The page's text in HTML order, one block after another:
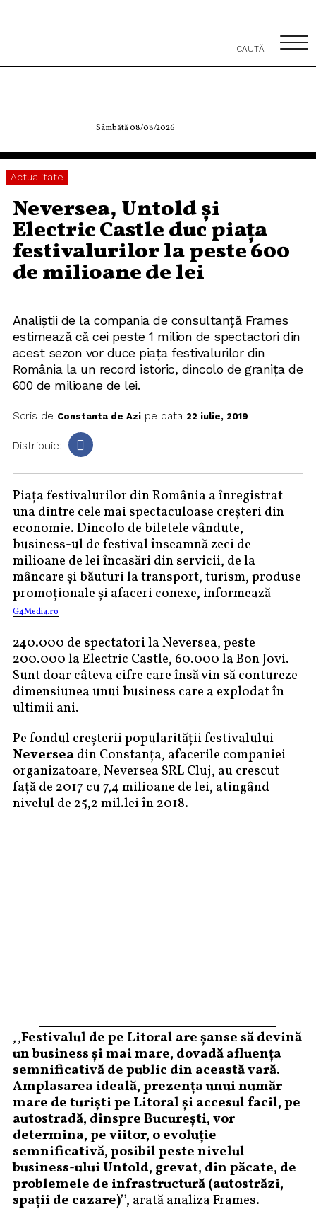
Sâmbătă 08/08/2026
CAUTĂ
Actualitate
Neversea, Untold și
Electric Castle duc piața
festivalurilor la peste 600
de milioane de lei
Analiștii de la compania de consultanță Frames
estimează că cei peste 1 milion de spectactori din
acest sezon vor duce piața festivalurilor din
România la un record istoric, dincolo de granița de
600 de milioane de lei.
Scris de Constanta de Azipe data 22 iulie, 2019
Distribuie:
Piața festivalurilor din România a înregistrat
una dintre cele mai spectaculoase creșteri din
economie. Dincolo de biletele vândute,
business-ul de festival înseamnă zeci de
milioane de lei încasări din servicii, de la
mâncare și băuturi la transport, turism, produse
promoționale și afaceri conexe, informează
G4Media.ro
240.000 de spectatori la Neversea, peste
200.000 la Electric Castle, 60.000 la Bon Jovi.
Sunt doar câteva cifre care însă vin să contureze
dimensiunea unui business care a explodat în
ultimii ani.
Pe fondul creșterii popularității festivalului
Neverseadin Constanța, afacerile companiei
organizatoare, Neversea SRL Cluj, au crescut
față de 2017 cu 7,4 milioane de lei, atingând
nivelul de 25,2 mil.lei în 2018.
,,Festivalul de pe Litoral are șanse să devină
un business și mai mare, dovadă afluența
semnificativă de public din această vară.
Amplasarea ideală, prezența unui număr
mare de turiști pe Litoral și accesul facil, pe
autostradă, dinspre București, vor
determina, pe viitor, o evoluție
semnificativă, posibil peste nivelul
business-ului Untold, grevat, din păcate, de
problemele de infrastructură (autostrăzi,
spații de cazare)’’, arată analiza Frames.